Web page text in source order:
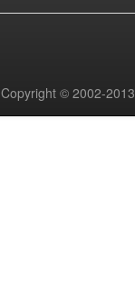
Copyright © 2002-2013